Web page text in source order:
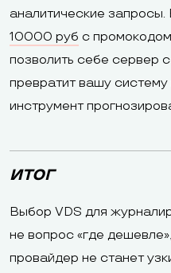
аналитические
10000 руб с промокодом
позволить себе сервер
превратит вашу
инструмент
ИТОГ
Выбор VDS для
не вопрос «где
провайдер не станет